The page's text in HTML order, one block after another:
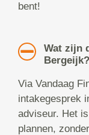
bent!
Wat zijn
Bergeijk?
Via Vandaag
intakegesprek
adviseur. Het
plannen,